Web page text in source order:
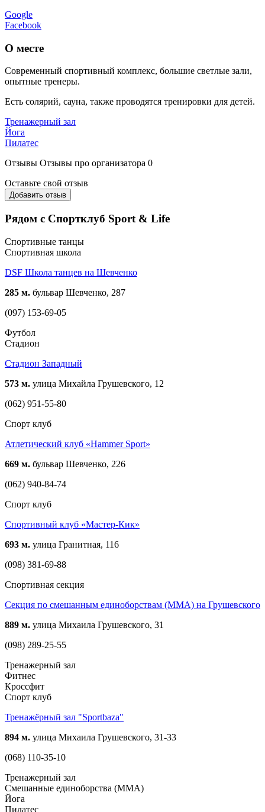
Google
Facebook
О месте
Современный спортивный комплекс, большие светлые зали,
опытные тренеры.
Есть солярий, сауна, также проводятся тренировки для детей.
Тренажерный зал
Йога
Пилатес
Отзывы Отзывы про организатора 0
Оставьте свой отзыв
Добавить отзыв
Рядом с Спортклуб Sport & Life
Спортивные танцы
Спортивная школа
DSF Школа танцев на Шевченко
285 м. бульвар Шевченко, 287
(097) 153-69-05
Футбол
Стадион
Стадион Западный
573 м. улица Михайла Грушевского, 12
(062) 951-55-80
Спорт клуб
Атлетический клуб «Hammer Sport»
669 м. бульвар Шевченко, 226
(062) 940-84-74
Спорт клуб
Спортивный клуб «Мастер-Кик»
693 м. улица Гранитная, 116
(098) 381-69-88
Спортивная секция
Секция по смешанным единоборствам (ММА) на Грушевского
889 м. улица Михаила Грушевского, 31
(098) 289-25-55
Тренажерный зал
Фитнес
Кроссфит
Спорт клуб
Тренажёрный зал "Sportbaza"
894 м. улица Михаила Грушевского, 31-33
(068) 110-35-10
Тренажерный зал
Смешанные единоборства (ММА)
Йога
Пилатес